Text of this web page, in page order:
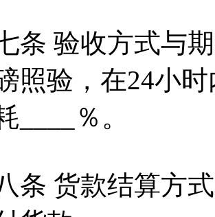
验收方式与期
照验，在24小
____％。
货款结算方式